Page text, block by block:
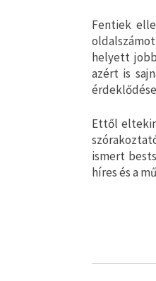
Fentiek
helyett
azért is
Ettől
ismert
híres és a